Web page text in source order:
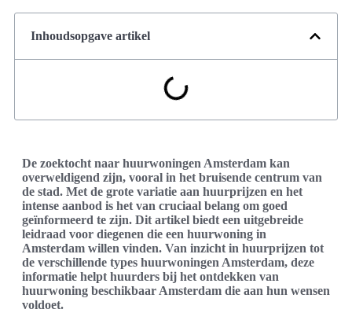
Inhoudsopgave artikel
De zoektocht naar huurwoningen Amsterdam kan
overweldigend zijn, vooral in het bruisende centrum van
de stad. Met de grote variatie aan huurprijzen en het
intense aanbod is het van cruciaal belang om goed
geïnformeerd te zijn. Dit artikel biedt een uitgebreide
leidraad voor diegenen die een huurwoning in
Amsterdam willen vinden. Van inzicht in huurprijzen tot
de verschillende types huurwoningen Amsterdam, deze
informatie helpt huurders bij het ontdekken van
huurwoning beschikbaar Amsterdam die aan hun wensen
voldoet.